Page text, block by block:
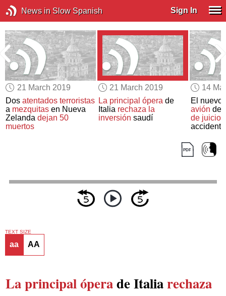
News in Slow Spanish Sign In
21 March 2019
Dosatentados terroristas
a mezquitas en Nueva
Zelandadejan 50
muertos
21 March 2019
La principal óperade
Italia rechaza la
inversión saudí
14
El nuevo
avión de
de juicio
TEXT SIZE
aa AA
La principal óperade Italiarechaza